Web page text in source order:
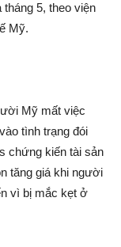
5, theo việ‌n
Mỹ.
Mỹ mấ‌t việc
tình trạng đói
chứng kiến tài sả‌n
tăng giá khi người
vì bị mắc kẹt ở